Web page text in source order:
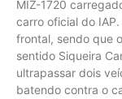
MIZ-1720
carro oficial do
frontal, sendo que
sentido Siqueira
ultrapassar dois
batendo contra o